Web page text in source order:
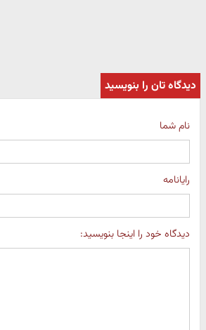
دیدگاه تان را بنویسید
نام شما
رایانامه
دیدگاه خود را اینجا بنویسید: